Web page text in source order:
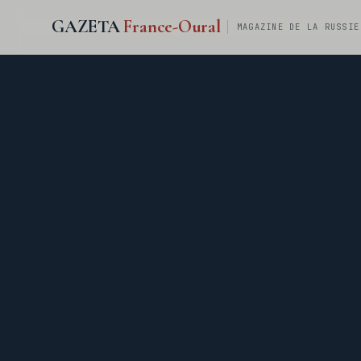
GAZETAFrance-Oural MAGAZINE DE LA